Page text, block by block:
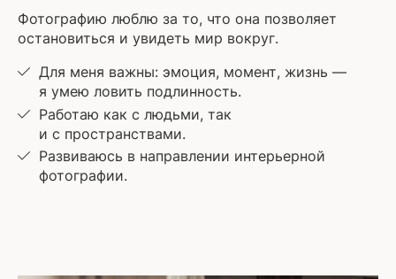
Фотографию люблю за то, что она позволяет
остановиться и увидеть мир вокруг.
Для меня важны: эмоция, момент, жизнь —
я умею ловить подлинность.
Работаю как с людьми, так
и с пространствами.
Развиваюсь в направлении интерьерной
фотографии.